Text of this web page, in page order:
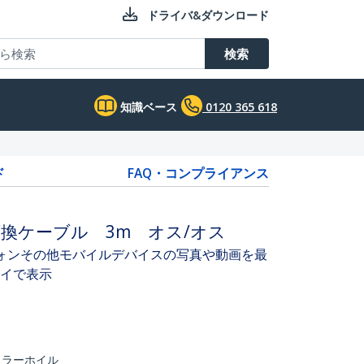
ドライバ&ダウンロード
検索
知識ベース 0120 365 618
FAQ・コンプライアンス
換ケーブル 3m オス/オス
その他モバイルデバイスの写真や動画を最
で表示
ーホイル